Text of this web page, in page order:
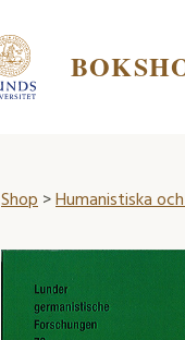
Shop>Humanistiska